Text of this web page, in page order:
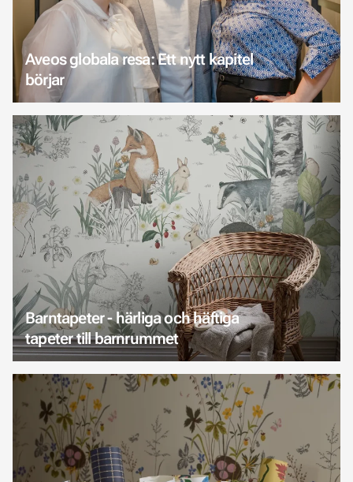
Aveos globala resa: Ett nytt kapitel
börjar
Barntapeter - härliga och häftiga
tapeter till barnrummet